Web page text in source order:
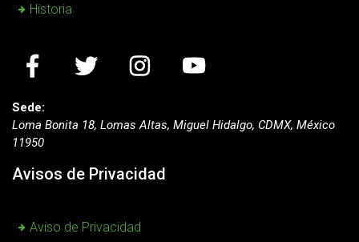
Historia
Sede:
Loma Bonita 18, Lomas Altas, Miguel Hidalgo, CDMX, México
11950
Avisos de Privacidad
Aviso de Privacidad